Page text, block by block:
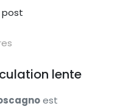
lente
est